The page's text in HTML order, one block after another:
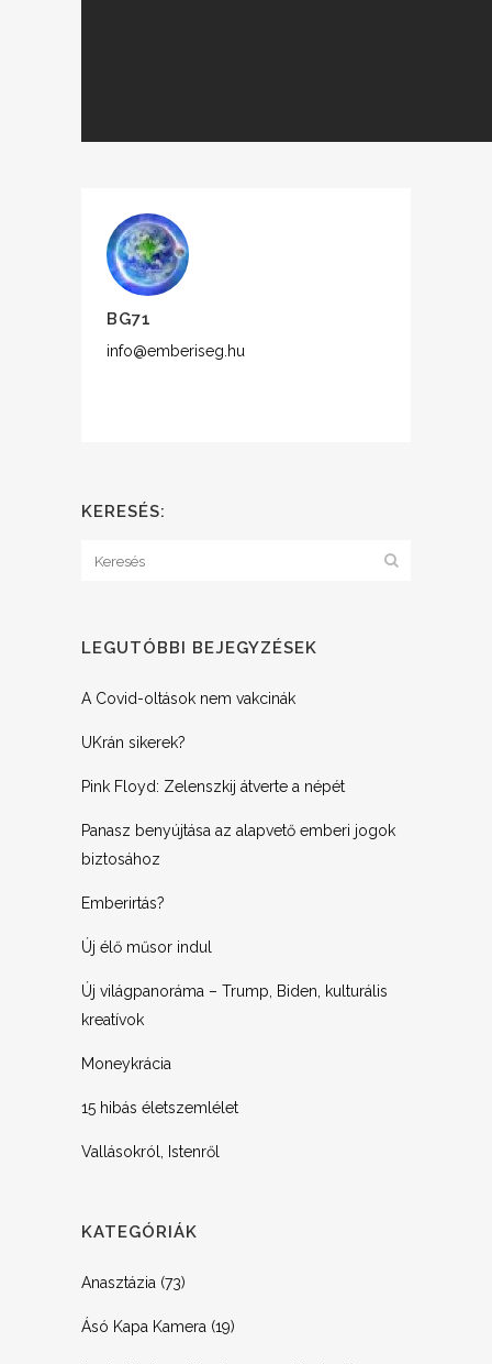
BG71
info@emberiseg.hu
KERESÉS:
LEGUTÓBBI BEJEGYZÉSEK
A Covid-oltások nem vakcinák
UKrán sikerek?
Pink Floyd: Zelenszkij átverte a népét
Panasz benyújtása az alapvető emberi jogok
biztosához
Emberirtás?
Új élő műsor indul
Új világpanoráma – Trump, Biden, kulturális
kreatívok
Moneykrácia
15 hibás életszemlélet
Vallásokról, Istenről
KATEGÓRIÁK
Anasztázia (73)
Ásó Kapa Kamera (19)